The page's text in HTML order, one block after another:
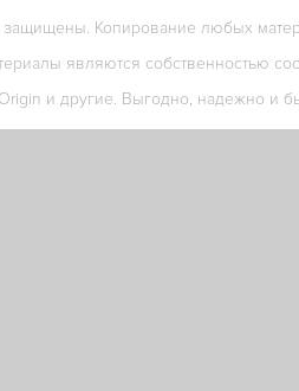
Копирование любых
являются собственностью
и другие. Выгодно, надежно и